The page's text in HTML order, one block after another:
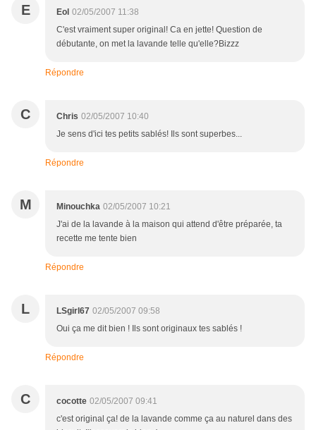
E Eol 02/05/2007 11:38
C'est vraiment super original! Ca en jette! Question de
débutante, on met la lavande telle qu'elle?Bizzz
Répondre
C Chris 02/05/2007 10:40
Je sens d'ici tes petits sablés! Ils sont superbes...
Répondre
M Minouchka 02/05/2007 10:21
J'ai de la lavande à la maison qui attend d'être préparée, ta
recette me tente bien
Répondre
L LSgirl67 02/05/2007 09:58
Oui ça me dit bien ! Ils sont originaux tes sablés !
Répondre
C cocotte 02/05/2007 09:41
c'est original ça! de la lavande comme ça au naturel dans des